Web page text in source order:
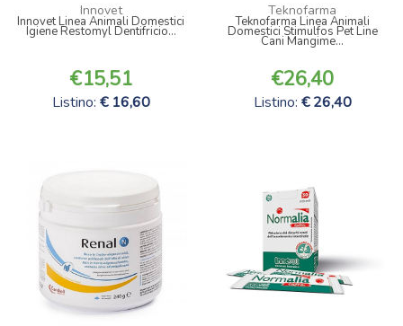
Innovet
Innovet Linea Animali Domestici
Igiene Restomyl Dentifricio...
15,51
Listino: 16,60
Teknofarma
Teknofarma Linea Animali
Domestici Stimulfos Pet Line
Cani Mangime...
26,40
Listino: 26,40